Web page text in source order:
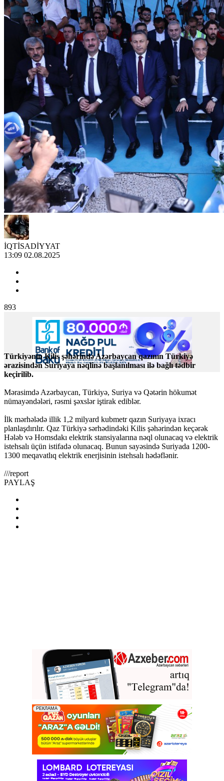
İQTİSADİYYAT
13:09 02.08.2025
893
Türkiyənin Kilis şəhərində Azərbaycan qazının Türkiyə
ərazisindən Suriyaya nəqlinə başlanılması ilə bağlı tədbir
keçirilib.
Mərasimdə Azərbaycan, Türkiyə, Suriya və Qətərin hökumət
nümayəndələri, rəsmi şəxslər iştirak ediblər.
İlk mərhələdə illik 1,2 milyard kubmetr qazın Suriyaya ixracı
planlaşdırılır. Qaz Türkiyə sərhədindəki Kilis şəhərindən keçərək
Hələb və Homsdakı elektrik stansiyalarına nəql olunacaq və elektrik
istehsalı üçün istifadə olunacaq. Bunun sayəsində Suriyada 1200-
1300 meqavatlıq elektrik enerjisinin istehsalı hədəflənir.
///report
PAYLAŞ